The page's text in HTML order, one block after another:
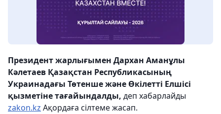
Президент жарлығымен Дархан Аманұлы
Кәлетаев Қазақстан Республикасының
Украинадағы Төтенше және Өкілетті Елшісі
қызметіне тағайындалды, деп хабарлайды
zakon.kz Ақордаға сілтеме жасап.